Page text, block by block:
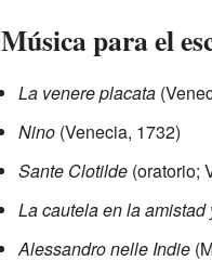
Música para el
La venere placata
Nino(Venecia, 1732)
Sante Clotilde(oratorio;
La cautela en la
Alessandro nelle Indie